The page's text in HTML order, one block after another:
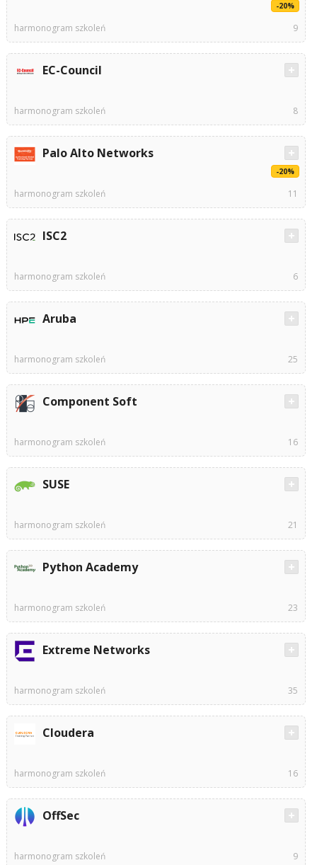
-20%
harmonogram szkoleń 9
EC-Council
harmonogram szkoleń 8
Palo Alto Networks
-20%
harmonogram szkoleń 11
ISC2
harmonogram szkoleń 6
Aruba
harmonogram szkoleń 25
Component Soft
harmonogram szkoleń 16
SUSE
harmonogram szkoleń 21
Python Academy
harmonogram szkoleń 23
Extreme Networks
harmonogram szkoleń 35
Cloudera
harmonogram szkoleń 16
OffSec
harmonogram szkoleń 9